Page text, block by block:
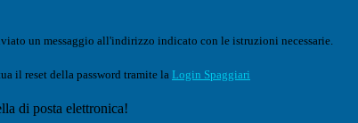
un messaggio all'indirizzo indicato con le istruzioni necessarie.
il reset della password tramite la Login Spaggiari
di posta elettronica!